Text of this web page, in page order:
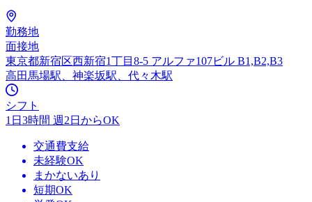
勤務地
面接地
東京都新宿区西新宿1丁目8-5 アルファ107ビル B1,B2,B3
高田馬場駅、神楽坂駅、代々木駅
シフト
1日3時間 週2日からOK
交通費支給
未経験OK
まかないあり
短期OK